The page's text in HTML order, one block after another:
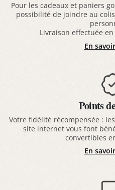
Pour les cadeaux et paniers
possibilité de joindre au
Livraison effectuée
En
Points
Votre fidélité récompensée :
site internet vous font
convertibles
En